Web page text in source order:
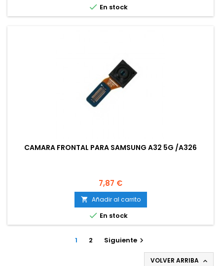
 En stock
CAMARA FRONTAL PARA SAMSUNG A32 5G /A326
Precio
7,87 €
 Añadir al carrito
 En stock
1 2 Siguiente 
VOLVER ARRIBA 